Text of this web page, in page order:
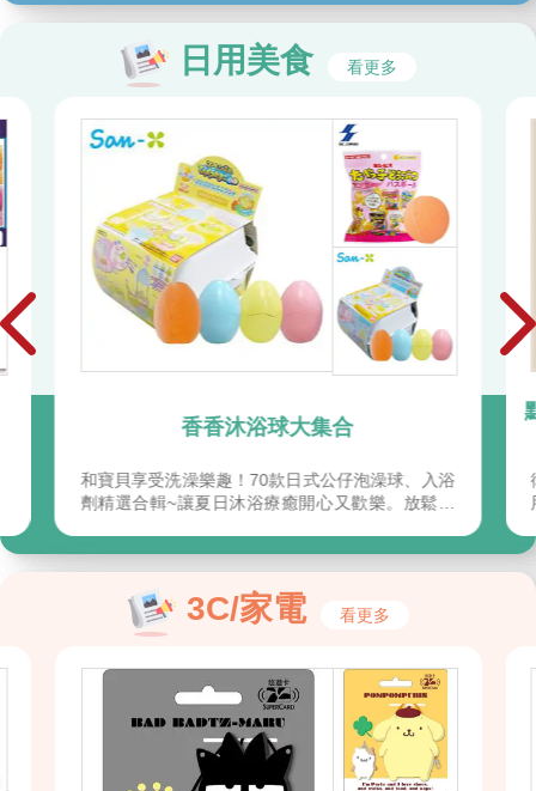
日用美食 看更多
點數快到期？日用補貨商品直接扣點就帶
走！
衛生紙、牙線、洗髮精……經常使用的日用品，快
用完時記得補貨喔
3C/家電 看更多